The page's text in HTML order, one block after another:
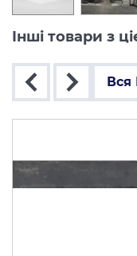
Інші товари з
Вся